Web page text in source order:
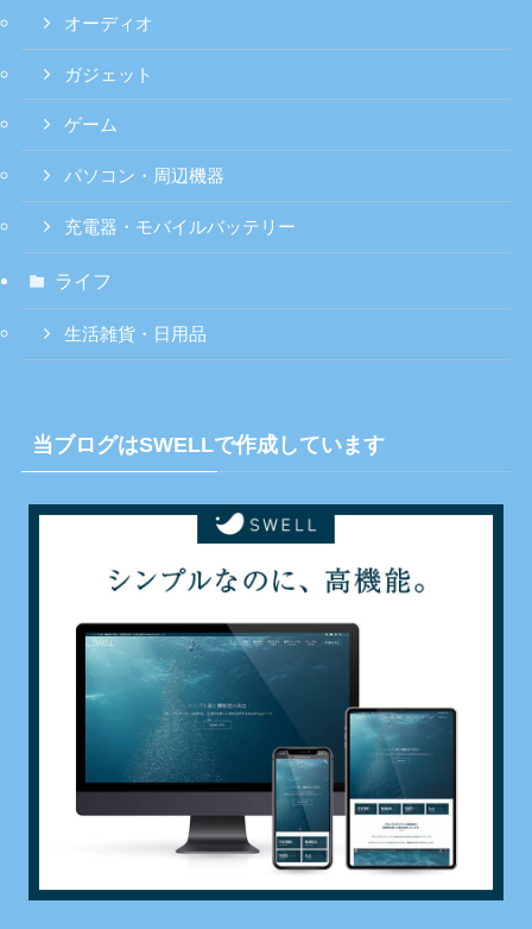
オーディオ
ガジェット
ゲーム
パソコン・周辺機器
充電器・モバイルバッテリー
ライフ
生活雑貨・日用品
当ブログはSWELLで作成しています